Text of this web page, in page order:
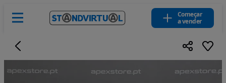
Começar
a vender